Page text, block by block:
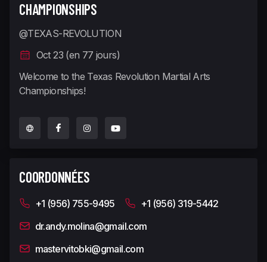
CHAMPIONSHIPS
@TEXAS-REVOLUTION
Oct 23 (en 77 jours)
Welcome to the Texas Revolution Martial Arts
Championships!
COORDONNÉES
+1 (956) 755-9495
+1 (956) 319-5442
dr.andy.molina@gmail.com
mastervitobki@gmail.com